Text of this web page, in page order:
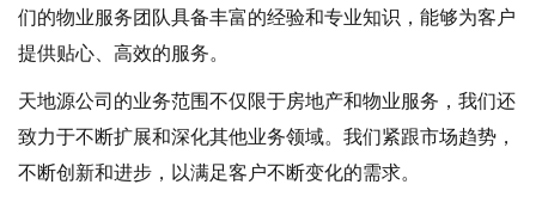
们的物业服务团队具备丰富的经验和专业知识，能够为客户
提供贴心、高效的服务。
天地源公司的业务范围不仅限于房地产和物业服务，我们还
致力于不断扩展和深化其他业务领域。我们紧跟市场趋势，
不断创新和进步，以满足客户不断变化的需求。